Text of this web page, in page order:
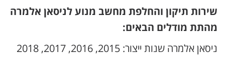
שירות תיקון והחלפת מחשב מנוע לניסאן אלמרה
מהתת מודלים הבאים:
ניסאן אלמרה שנות ייצור: 2015, 2016, 2017, 2018